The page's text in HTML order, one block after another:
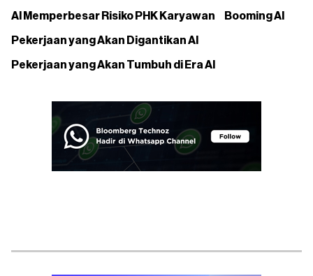
AI Memperbesar Risiko PHK Karyawan Booming AI
Pekerjaan yang Akan Digantikan AI
Pekerjaan yang Akan Tumbuh di Era AI